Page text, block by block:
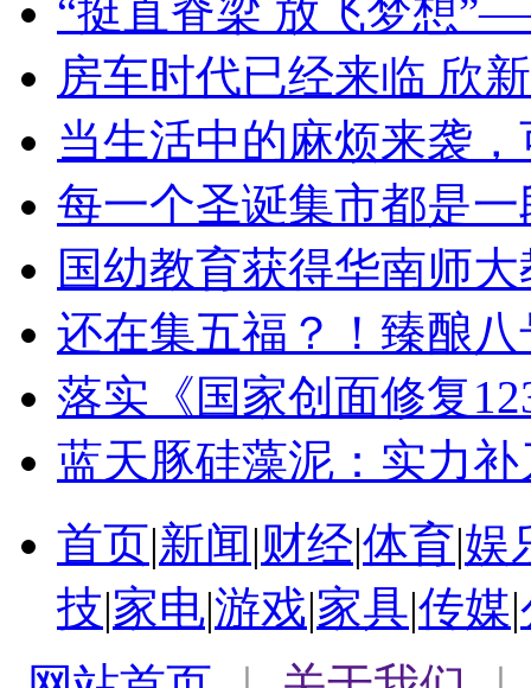
“挺直脊梁 放飞梦想
房车时代已经来临 欣
当生活中的麻烦来袭
每一个圣诞集市都是
国幼教育获得华南师
还在集五福？！臻酿
落实《国家创面修复
蓝天豚硅藻泥：实力
首页|新闻|财经|体育|娱
技|家电|游戏|家具|传媒|